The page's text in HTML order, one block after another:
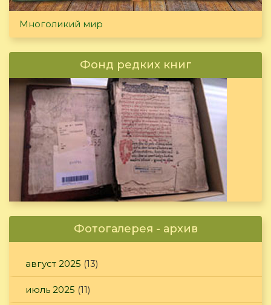
Многоликий мир
Фонд редких книг
Фотогалерея - архив
август 2025 (13)
июль 2025 (11)